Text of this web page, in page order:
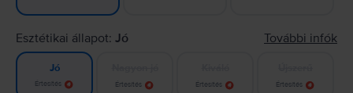
Esztétikai állapot: Jó További infók
Jó
Értesítés Értesítés Értesítés Értesítés